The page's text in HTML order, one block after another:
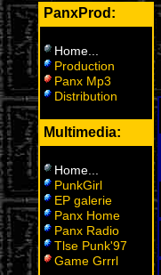
PanxProd:
Home
Production
Panx Mp3
Distribution
Multimedia:
Home
PunkGirl
EP galerie
Panx Home
Panx Radio
Tlse Punk'97
Game Grrrl